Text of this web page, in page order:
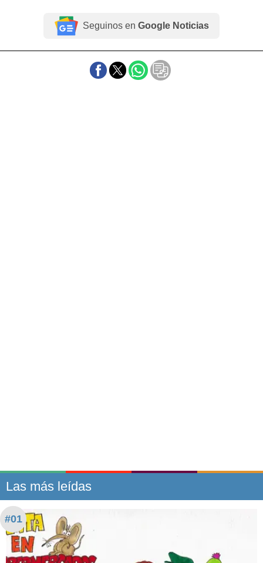
Seguinos en Google Noticias
Las más leídas
#01